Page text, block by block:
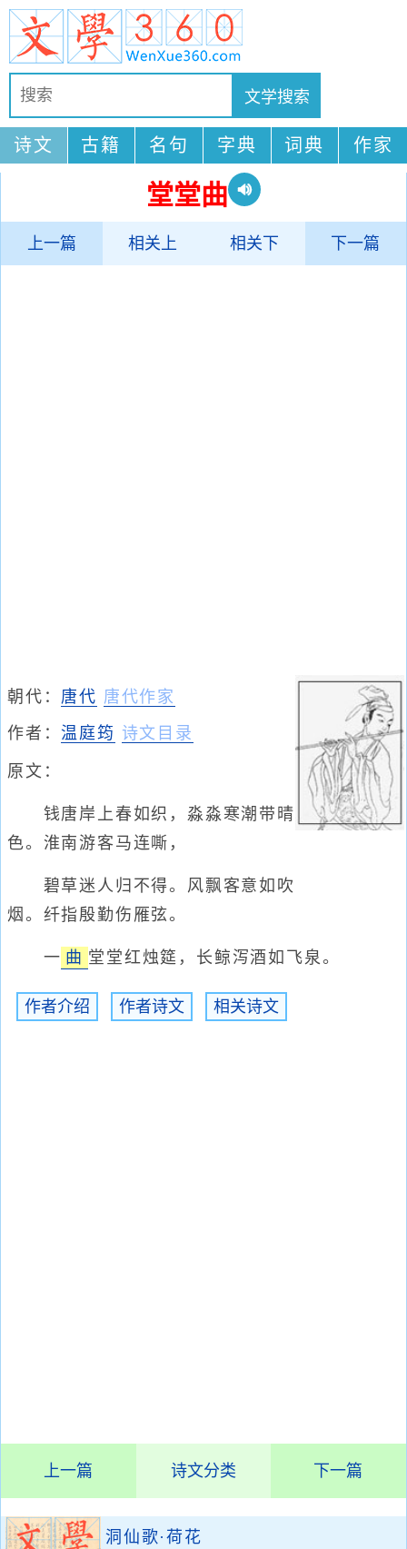
诗文 古籍 名句 字典 词典 作家
堂堂曲
上一篇 相关上 相关下 下一篇
朝代： 唐代 唐代作家
作者：温庭筠 诗文目录
原文：
钱唐岸上春如织，淼淼寒潮带晴
色。淮南游客马连嘶，
碧草迷人归不得。风飘客意如吹
烟。纤指殷勤伤雁弦。
一 曲 堂堂红烛筵，长鲸泻酒如飞泉。
作者介绍 作者诗文 相关诗文
上一篇 诗文分类 下一篇
洞仙歌·荷花